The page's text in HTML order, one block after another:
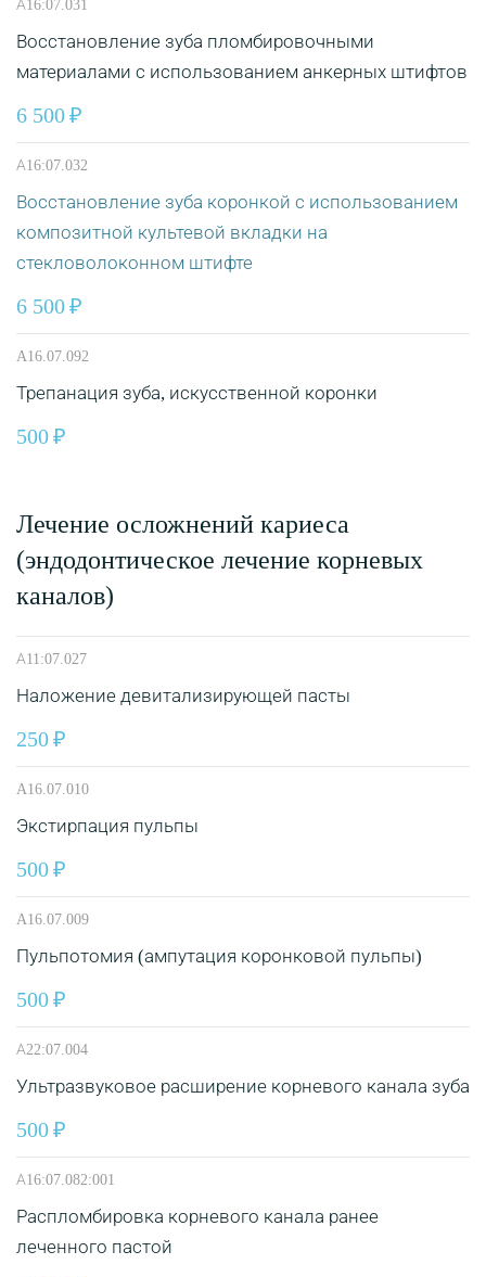
А16:07.031
Восстановление зуба пломбировочными
материалами с использованием анкерных штифтов
6 500
А16:07.032
Восстановление зуба коронкой с использованием
композитной культевой вкладки на
стекловолоконном штифте
6 500
A16.07.092
Трепанация зуба, искусственной коронки
500
Лечение осложнений кариеса
(эндодонтическое лечение корневых
каналов)
А11:07.027
Наложение девитализирующей пасты
250
A16.07.010
Экстирпация пульпы
500
A16.07.009
Пульпотомия (ампутация коронковой пульпы)
500
А22:07.004
Ультразвуковое расширение корневого канала зуба
500
А16:07.082:001
Распломбировка корневого канала ранее
леченного пастой